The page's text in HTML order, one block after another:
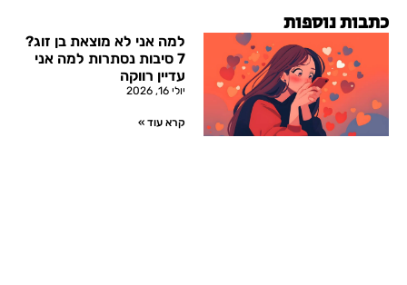
כתבות נוספות
למה אני לא מוצאת בן זוג?
7 סיבות נסתרות למה אני
עדיין רווקה
יולי 16, 2026
קרא עוד »